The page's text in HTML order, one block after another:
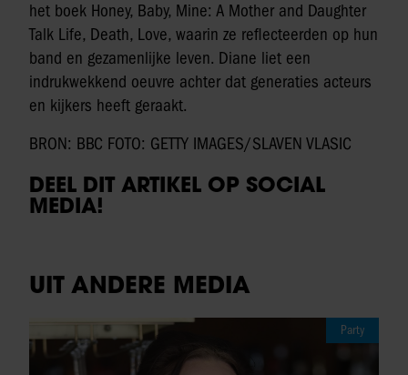
het boek Honey, Baby, Mine: A Mother and Daughter
Talk Life, Death, Love, waarin ze reflecteerden op hun
band en gezamenlijke leven. Diane liet een
indrukwekkend oeuvre achter dat generaties acteurs
en kijkers heeft geraakt.
BRON: BBC FOTO: GETTY IMAGES/SLAVEN VLASIC
DEEL DIT ARTIKEL OP SOCIAL
MEDIA!
UIT ANDERE MEDIA
Party